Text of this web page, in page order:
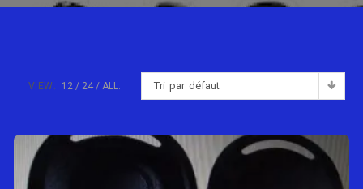
Tri par défaut
VIEW: 12 24 ALL: